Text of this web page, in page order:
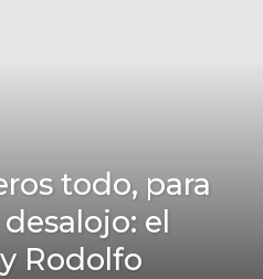
todo, para
el
Rodolfo